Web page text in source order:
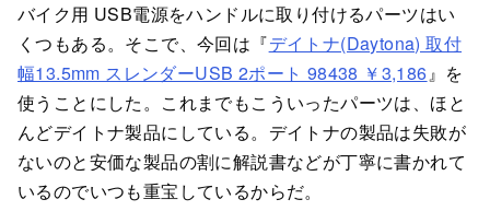
バイク用 USB電源をハンドルに取り付けるパーツはい
くつもある。そこで、今回は『デイトナ(Daytona) 取付
幅13.5mm スレンダーUSB 2ポート 98438 ￥3,186』を
使うことにした。これまでもこういったパーツは、ほと
んどデイトナ製品にしている。デイトナの製品は失敗が
ないのと安価な製品の割に解説書などが丁寧に書かれて
いるのでいつも重宝しているからだ。